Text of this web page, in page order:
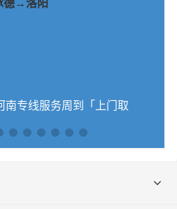
德→洛阳
南专线服务周到「上门取